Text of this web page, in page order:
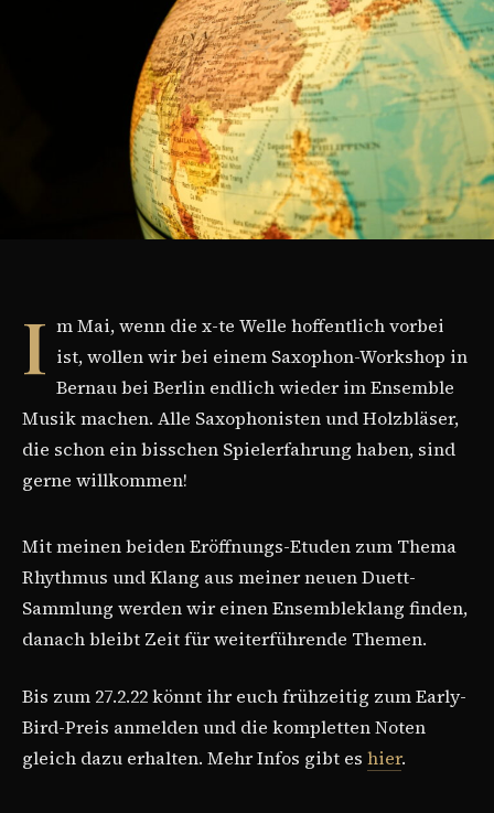
I m Mai, wenn die x-te Welle hoffentlich vorbei
ist, wollen wir bei einem Saxophon-Workshop in
Bernau bei Berlin endlich wieder im Ensemble
Musik machen. Alle Saxophonisten und Holzbläser,
die schon ein bisschen Spielerfahrung haben, sind
gerne willkommen!
Mit meinen beiden Eröffnungs-Etuden zum Thema
Rhythmus und Klang aus meiner neuen Duett-
Sammlung werden wir einen Ensembleklang finden,
danach bleibt Zeit für weiterführende Themen.
Bis zum 27.2.22 könnt ihr euch frühzeitig zum Early-
Bird-Preis anmelden und die kompletten Noten
gleich dazu erhalten. Mehr Infos gibt es hier.